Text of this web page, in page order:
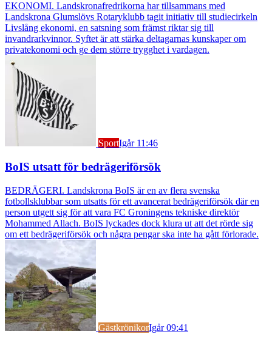
EKONOMI. Landskronafredrikorna har tillsammans med
Landskrona Glumslövs Rotaryklubb tagit initiativ till studiecirkeln
Livslång ekonomi, en satsning som främst riktar sig till
invandrarkvinnor. Syftet är att stärka deltagarnas kunskaper om
privatekonomi och ge dem större trygghet i vardagen.
SportIgår 11:46
BoIS utsatt för bedrägeriförsök
BEDRÄGERI. Landskrona BoIS är en av flera svenska
fotbollsklubbar som utsatts för ett avancerat bedrägeriförsök där en
person utgett sig för att vara FC Groningens tekniske direktör
Mohammed Allach. BoIS lyckades dock klura ut att det rörde sig
om ett bedrägeriförsök och några pengar ska inte ha gått förlorade.
GästkrönikorIgår 09:41